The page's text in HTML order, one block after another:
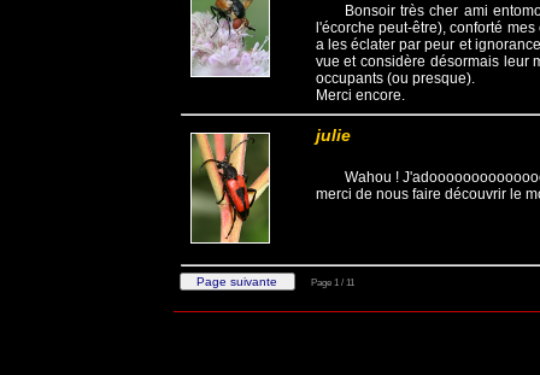
Bonsoir très cher ami
l'écorche peut-être), conforté
a les éclater par peur et
vue et considère désormais leur
occupants (ou presque).
Merci encore.
julie
Wahou !
merci de nous faire découvrir le
Page 1 / 11